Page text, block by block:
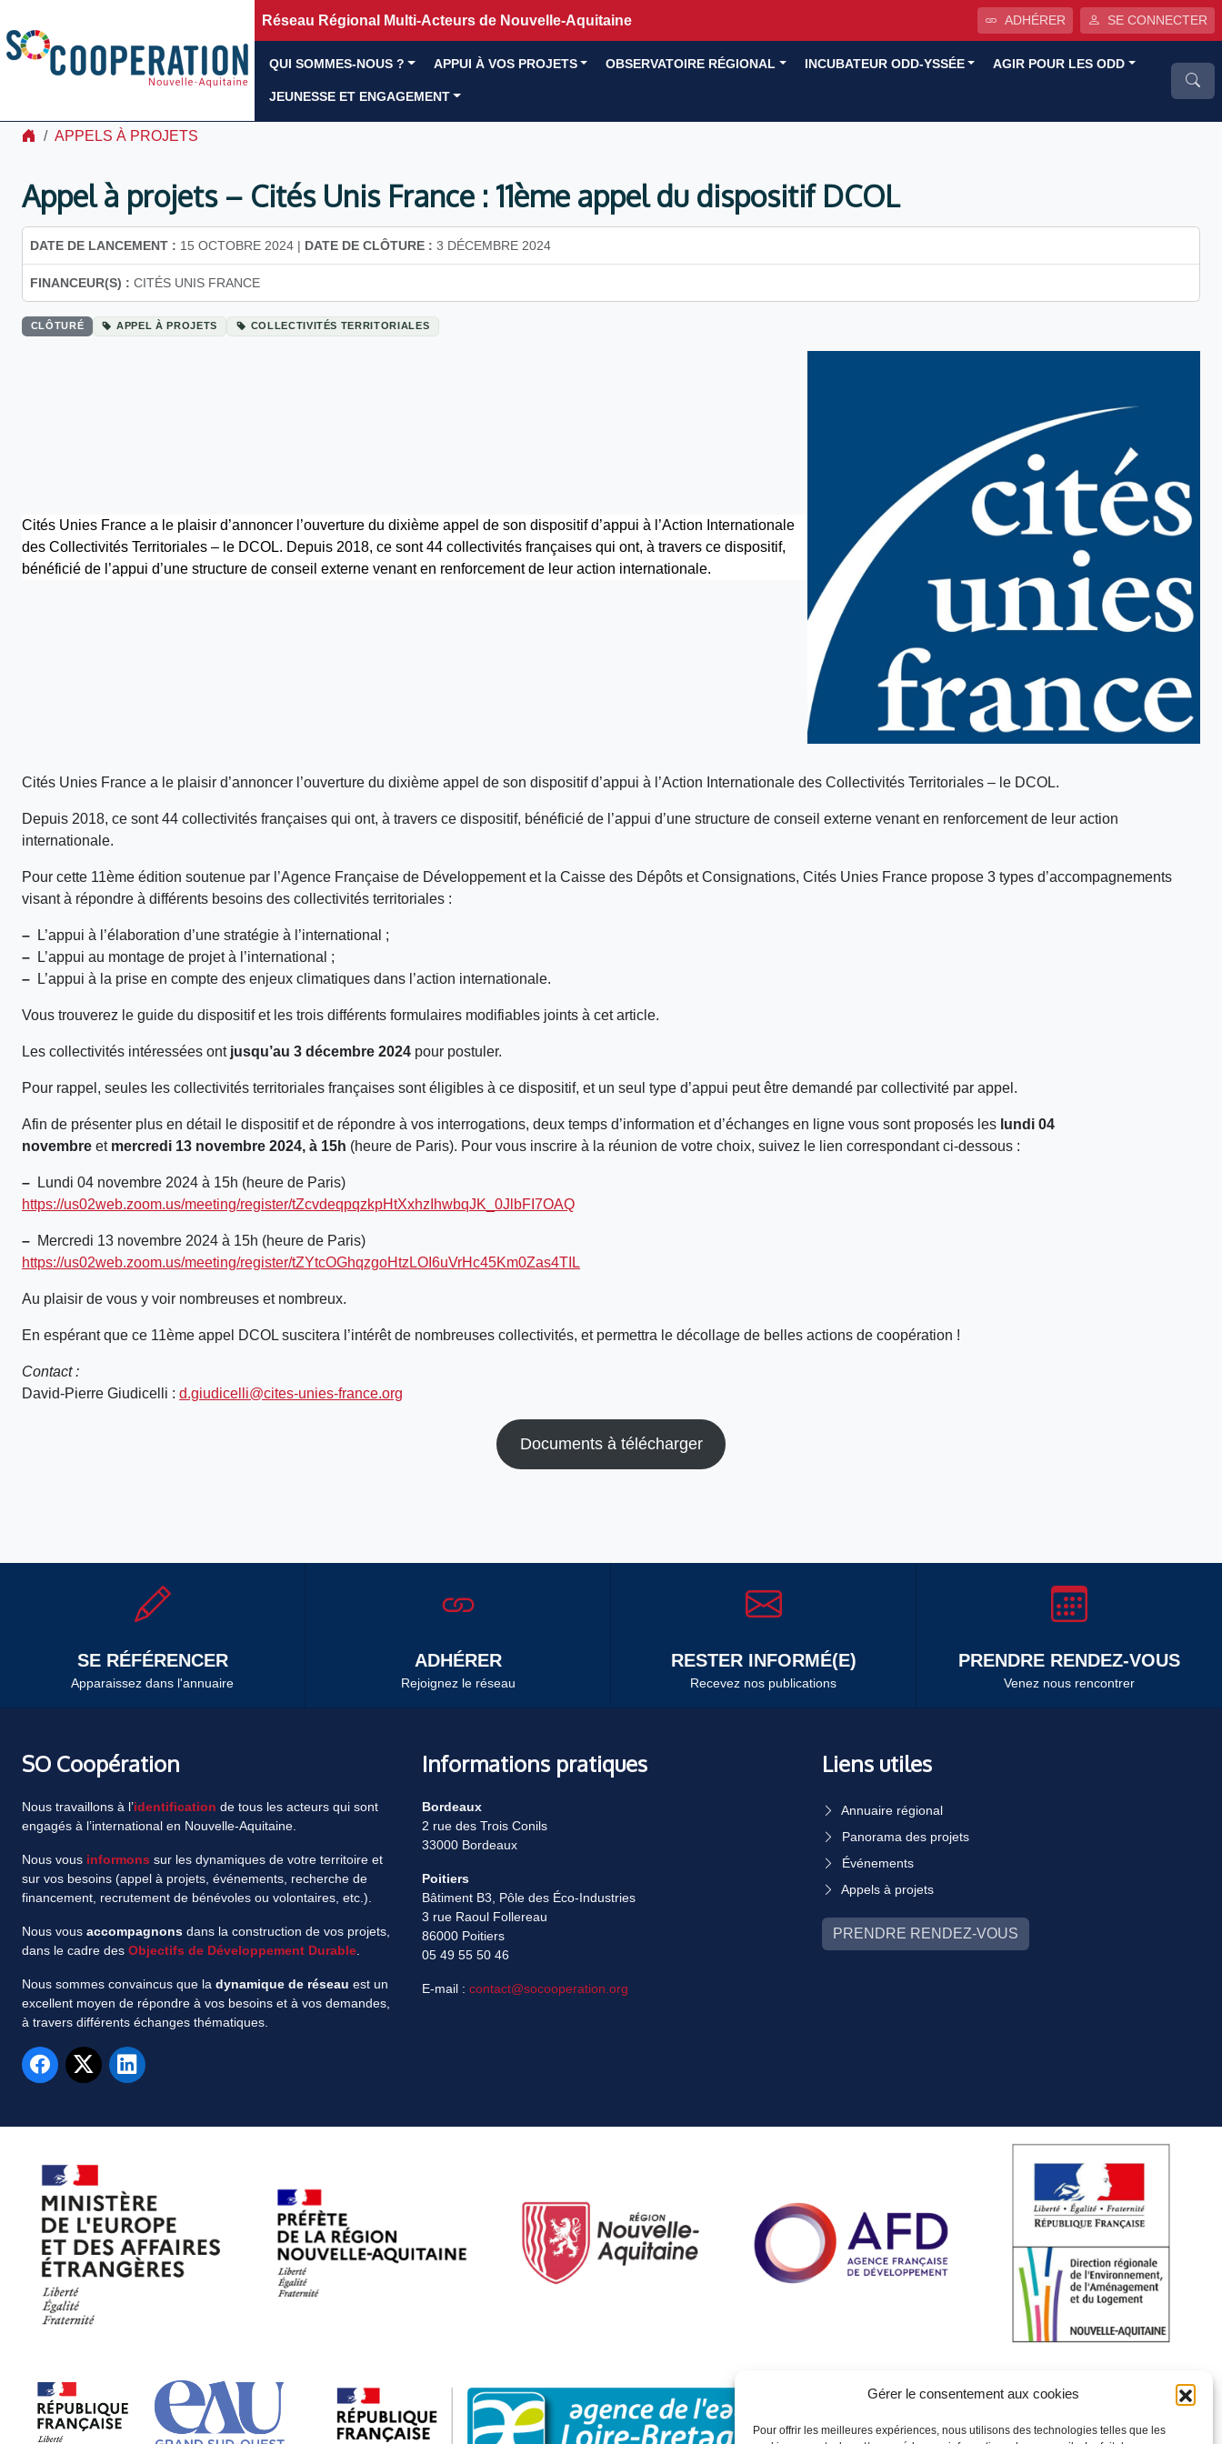
Gérer le consentement aux cookies
Pour offrir les meilleures expériences, nous utilisons des technologies telles que les
Réseau Régional Multi-Acteurs de Nouvelle-Aquitaine ADHÉRER SE CONNECTER
QUI SOMMES-NOUS ? APPUI À VOS PROJETS OBSERVATOIRE RÉGIONAL INCUBATEUR ODD-YSSÉE AGIR POUR LES ODD
JEUNESSE ET ENGAGEMENT
APPELS À PROJETS
Appel à projets – Cités Unis France : 11ème appel du dispositif DCOL
DATE DE LANCEMENT : 15 OCTOBRE 2024 | DATE DE CLÔTURE : 3 DÉCEMBRE 2024
FINANCEUR(S) : CITÉS UNIS FRANCE
CLÔTURÉ APPEL À PROJETS COLLECTIVITÉS TERRITORIALES
Cités Unies France a le plaisir d’annoncer l’ouverture du dixième appel de son dispositif d’appui à l’Action Internationale
des Collectivités Territoriales – le DCOL. Depuis 2018, ce sont 44 collectivités françaises qui ont, à travers ce dispositif,
bénéficié de l’appui d’une structure de conseil externe venant en renforcement de leur action internationale.
Cités Unies France a le plaisir d’annoncer l’ouverture du dixième appel de son dispositif d’appui à l’Action Internationale des Collectivités Territoriales – le DCOL.
Depuis 2018, ce sont 44 collectivités françaises qui ont, à travers ce dispositif, bénéficié de l’appui d’une structure de conseil externe venant en renforcement de leur action
internationale.
Pour cette 11ème édition soutenue par l’Agence Française de Développement et la Caisse des Dépôts et Consignations, Cités Unies France propose 3 types d’accompagnements
visant à répondre à différents besoins des collectivités territoriales :
– L’appui à l’élaboration d’une stratégie à l’international ;
– L’appui au montage de projet à l’international ;
– L’appui à la prise en compte des enjeux climatiques dans l’action internationale.
Vous trouverez le guide du dispositif et les trois différents formulaires modifiables joints à cet article.
Les collectivités intéressées ont jusqu’au 3 décembre 2024 pour postuler.
Pour rappel, seules les collectivités territoriales françaises sont éligibles à ce dispositif, et un seul type d’appui peut être demandé par collectivité par appel.
Afin de présenter plus en détail le dispositif et de répondre à vos interrogations, deux temps d’information et d’échanges en ligne vous sont proposés les lundi 04
novembre et mercredi 13 novembre 2024, à 15h (heure de Paris). Pour vous inscrire à la réunion de votre choix, suivez le lien correspondant ci-dessous :
– Lundi 04 novembre 2024 à 15h (heure de Paris)
https://us02web.zoom.us/meeting/register/tZcvdeqpqzkpHtXxhzIhwbqJK_0JlbFI7OAQ
– Mercredi 13 novembre 2024 à 15h (heure de Paris)
https://us02web.zoom.us/meeting/register/tZYtcOGhqzgoHtzLOI6uVrHc45Km0Zas4TIL
Au plaisir de vous y voir nombreuses et nombreux.
En espérant que ce 11ème appel DCOL suscitera l’intérêt de nombreuses collectivités, et permettra le décollage de belles actions de coopération !
Contact :
David-Pierre Giudicelli : d.giudicelli@cites-unies-france.org
Documents à télécharger
SE RÉFÉRENCER
Apparaissez dans l'annuaire
ADHÉRER
Rejoignez le réseau
RESTER INFORMÉ(E)
Recevez nos publications
PRENDRE RENDEZ-VOUS
Venez nous rencontrer
SO Coopération
Nous travaillons à l’identification de tous les acteurs qui sont
engagés à l’international en Nouvelle-Aquitaine.
Nous vous informons sur les dynamiques de votre territoire et
sur vos besoins (appel à projets, événements, recherche de
financement, recrutement de bénévoles ou volontaires, etc.).
Nous vous accompagnons dans la construction de vos projets,
dans le cadre des Objectifs de Développement Durable
Nous sommes convaincus que la dynamique de réseau est un
excellent moyen de répondre à vos besoins et à vos demandes,
à travers différents échanges thématiques.
Informations pratiques
Bordeaux
2 rue des Trois Conils
33000 Bordeaux
Poitiers
Bâtiment B3, Pôle des Éco-Industries
3 rue Raoul Follereau
86000 Poitiers
05 49 55 50 46
E-mail : contact@socooperation.org
Liens utiles
Annuaire régional
Panorama des projets
Événements
Appels à projets
PRENDRE RENDEZ-VOUS